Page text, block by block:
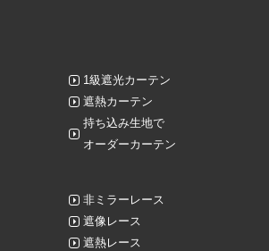
1級遮光カーテン
遮熱カーテン
持ち込み生地で
オーダーカーテン
非ミラーレース
遮像レース
遮熱レース